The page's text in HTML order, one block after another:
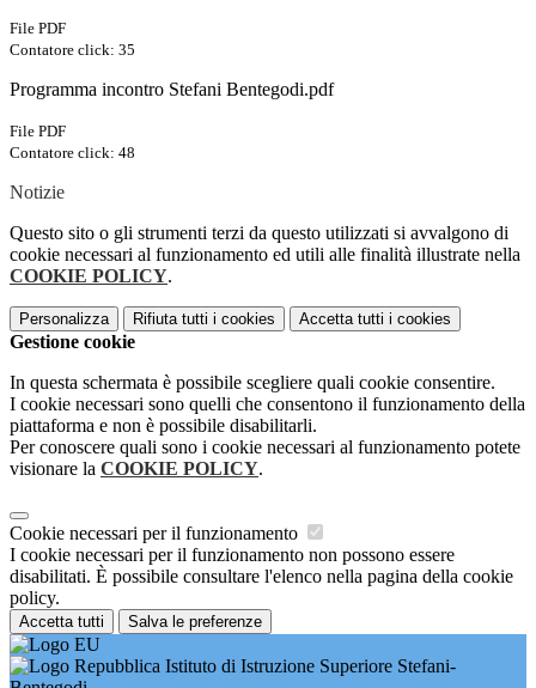
File PDF
Contatore click: 35
Programma incontro Stefani Bentegodi.pdf
File PDF
Contatore click: 48
Notizie
Questo sito o gli strumenti terzi da questo utilizzati si avvalgono di
cookie necessari al funzionamento ed utili alle finalità illustrate nella
COOKIE POLICY.
Personalizza Rifiuta tutti i cookies Accetta tutti i cookies
Gestione cookie
In questa schermata è possibile scegliere quali cookie consentire.
I cookie necessari sono quelli che consentono il funzionamento della
piattaforma e non è possibile disabilitarli.
Per conoscere quali sono i cookie necessari al funzionamento potete
visionare la COOKIE POLICY.
Cookie necessari per il funzionamento
I cookie necessari per il funzionamento non possono essere
disabilitati. È possibile consultare l'elenco nella pagina della cookie
policy.
Accetta tutti Salva le preferenze
Istituto di Istruzione Superiore Stefani-